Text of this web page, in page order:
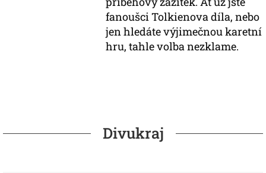
fanoušci Tolkienova díla, nebo
jen hledáte výjimečnou karetní
hru, tahle volba nezklame.
Divukraj